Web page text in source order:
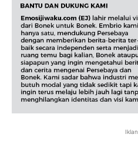
Iklan